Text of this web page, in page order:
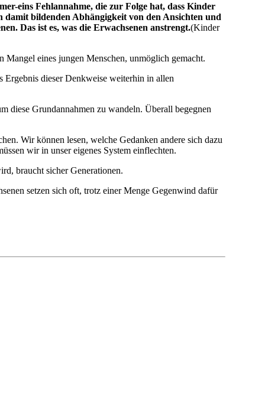
eins Fehlannahme, die zur Folge hat, dass Kinder
damit bildenden Abhängigkeit von den Ansichten und
Das ist es, was die Erwachsenen anstrengt.(Kinder
eines jungen Menschen, unmöglich gemacht.
dieser Denkweise weiterhin in allen
diese Grundannahmen zu wandeln. Überall begegnen
Wir können lesen, welche Gedanken andere sich dazu
wir in unser eigenes System einflechten.
braucht sicher Generationen.
setzen sich oft, trotz einer Menge Gegenwind dafür